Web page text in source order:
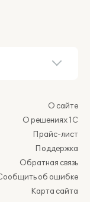
О сайте
О решениях 1С
Прайс-лист
Поддержка
Обратная связь
об ошибке
Карта сайта